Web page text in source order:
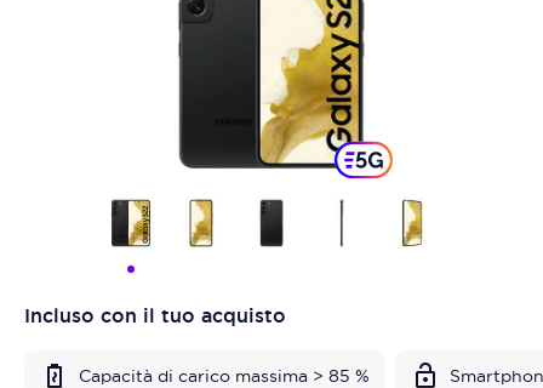
Incluso con il tuo acquisto
Capacità di carico massima > 85 %